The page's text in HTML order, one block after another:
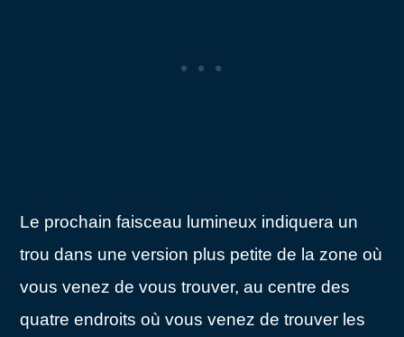
Le prochain faisceau lumineux indiquera un
trou dans une version plus petite de la zone où
vous venez de vous trouver, au centre des
quatre endroits où vous venez de trouver les